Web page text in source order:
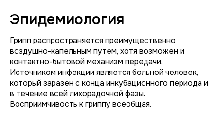
Эпидемиология
Грипп распространяется преимущественно
воздушно-капельным путем, хотя возможен и
контактно-бытовой механизм передачи.
Источником инфекции является больной человек,
который заразен с конца инкубационного периода и
в течение всей лихорадочной фазы.
Восприимчивость к гриппу всеобщая.